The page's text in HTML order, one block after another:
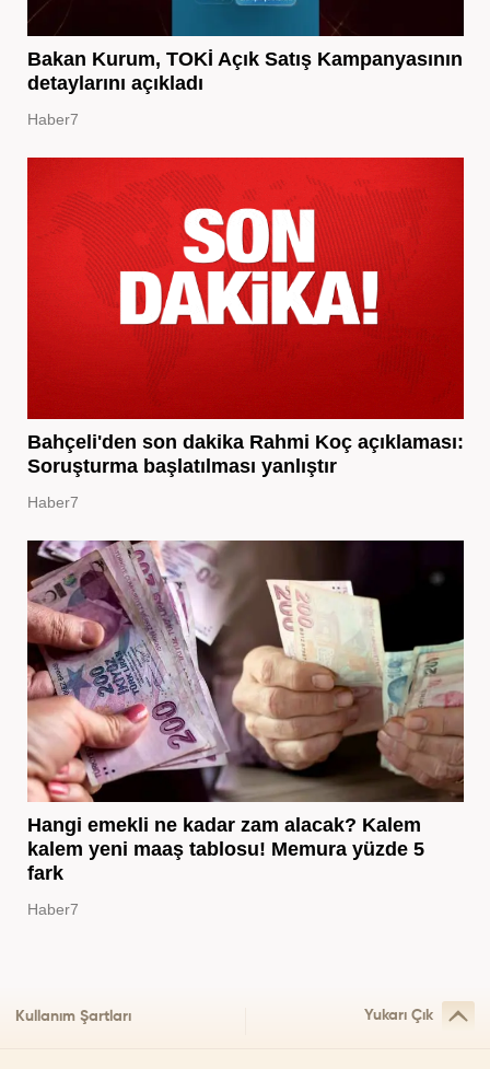
Bakan Kurum, TOKİ Açık Satış Kampanyasının
detaylarını açıkladı
Haber7
Bahçeli'den son dakika Rahmi Koç açıklaması:
Soruşturma başlatılması yanlıştır
Haber7
Hangi emekli ne kadar zam alacak? Kalem
kalem yeni maaş tablosu! Memura yüzde 5
fark
Haber7
Kullanım Şartları Yukarı Çık